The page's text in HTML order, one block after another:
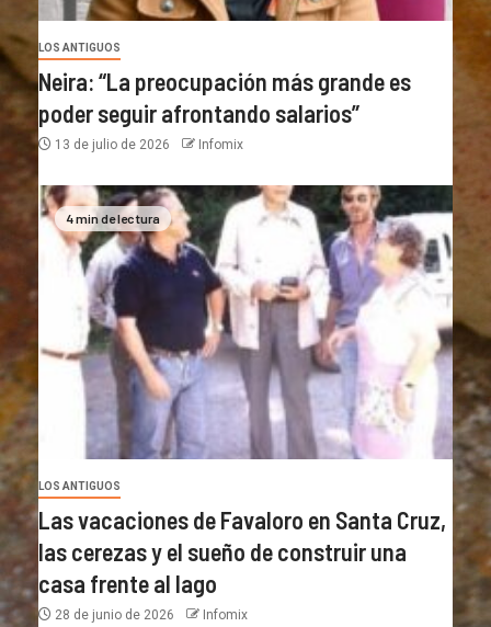
LOS ANTIGUOS
Neira: “La preocupación más grande es
poder seguir afrontando salarios”
13 de julio de 2026 Infomix
4 min de lectura
LOS ANTIGUOS
Las vacaciones de Favaloro en Santa Cruz,
las cerezas y el sueño de construir una
casa frente al lago
28 de junio de 2026 Infomix